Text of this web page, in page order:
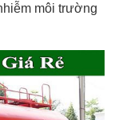
môi trường